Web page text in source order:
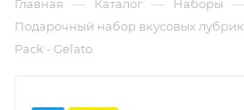
Главная — Каталог — Наборы —
Подарочный набор вкусовых
Pack - Gelato